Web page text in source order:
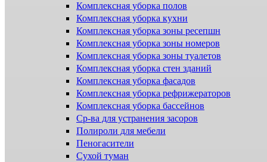
Комплексная уборка полов
Комплексная уборка кухни
Комплексная уборка зоны ресепшн
Комплексная уборка зоны номеров
Комплексная уборка зоны туалетов
Комплексная уборка стен зданий
Комплексная уборка фасадов
Комплексная уборка рефрижераторов
Комплексная уборка бассейнов
Ср-ва для устранения засоров
Полироли для мебели
Пеногасители
Сухой туман